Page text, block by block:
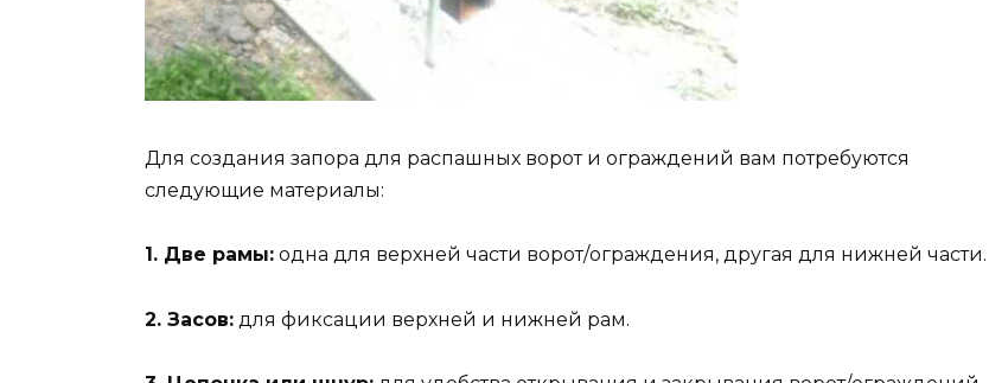
Для создания запора для распашных ворот и ограждений вам потребуются
следующие материалы:
1. Две рамы: одна для верхней части ворот/ограждения, другая для нижней части.
2. Засов: для фиксации верхней и нижней рам.